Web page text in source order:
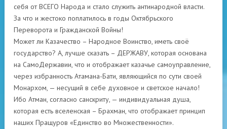
себя от ВСЕГО Народа и стало служить антинародной власти.
За что и жестоко поплатилось в годы Октябрьского
Переворота и Гражданской Войны!
Может ли Казачество – Народное Воинство, иметь своё
государство? А, лучше сказать – ДЕРЖАВУ, которая основана
на СамоДержавии, что и отображает казачье самоуправление,
через избранность Атамана-Бати, являющийся по сути своей
Монархом, — несущий в себе духовное и светское начало!
Ибо Атман, согласно санскриту, — индивидуальная душа,
которая есть вселенская – Брахман, что отображает принцип
наших Пращуров «Единство во Множественности».